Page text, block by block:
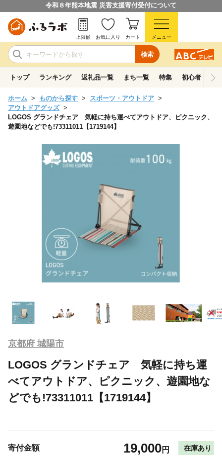
令和８年熊本地震 災害支援寄付受付について
検索
上限額 お気に入り カート メニュー
トップ ランキング 返礼品一覧 まち一覧 特集 初心者ガイド
ホーム ものから探す
スポーツ・アウトドア
アウトドアグッズ
LOGOS グランドチェア 気軽に持ち運べてアウトドア、ピクニック、
遊園地などでも!73311011【1719144】
京都府 城陽市
LOGOS グランドチェア 気軽に持ち運
べてアウトドア、ピクニック、遊園地な
どでも!73311011【1719144】
寄付金額 19,000円 在庫あり